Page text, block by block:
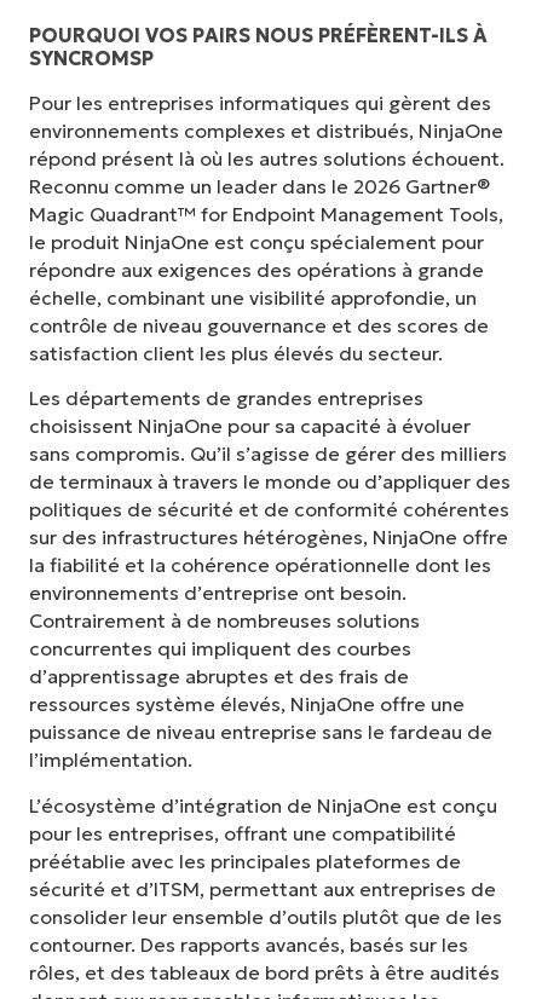
POURQUOI VOS PAIRS NOUS PRÉFÈRENT-ILS À
SYNCROMSP
Pour les entreprises informatiques qui gèrent des
environnements complexes et distribués, NinjaOne
répond présent là où les autres solutions échouent.
Reconnu comme un leader dans le 2026 Gartner®
Magic Quadrant™ for Endpoint Management Tools,
le produit NinjaOne est conçu spécialement pour
répondre aux exigences des opérations à grande
échelle, combinant une visibilité approfondie, un
contrôle de niveau gouvernance et des scores de
satisfaction client les plus élevés du secteur.
Les départements de grandes entreprises
choisissent NinjaOne pour sa capacité à évoluer
sans compromis. Qu’il s’agisse de gérer des milliers
de terminaux à travers le monde ou d’appliquer des
politiques de sécurité et de conformité cohérentes
sur des infrastructures hétérogènes, NinjaOne offre
la fiabilité et la cohérence opérationnelle dont les
environnements d’entreprise ont besoin.
Contrairement à de nombreuses solutions
concurrentes qui impliquent des courbes
d’apprentissage abruptes et des frais de
ressources système élevés, NinjaOne offre une
puissance de niveau entreprise sans le fardeau de
l’implémentation.
L’écosystème d’intégration de NinjaOne est conçu
pour les entreprises, offrant une compatibilité
préétablie avec les principales plateformes de
sécurité et d’ITSM, permettant aux entreprises de
consolider leur ensemble d’outils plutôt que de les
contourner. Des rapports avancés, basés sur les
rôles, et des tableaux de bord prêts à être audités